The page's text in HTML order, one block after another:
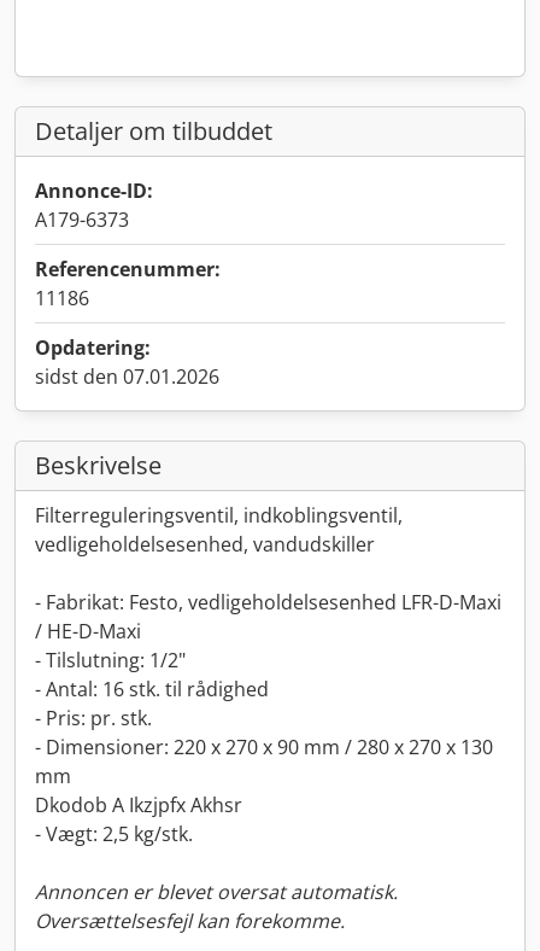
Detaljer om tilbuddet
Annonce-ID:
A179-6373
Referencenummer:
11186
Opdatering:
sidst den 07.01.2026
Beskrivelse
Filterreguleringsventil, indkoblingsventil,
vedligeholdelsesenhed, vandudskiller
- Fabrikat: Festo, vedligeholdelsesenhed LFR-D-Maxi
/ HE-D-Maxi
- Tilslutning: 1/2"
- Antal: 16 stk. til rådighed
- Pris: pr. stk.
- Dimensioner: 220 x 270 x 90 mm / 280 x 270 x 130
mm
Dkodob A Ikzjpfx Akhsr
- Vægt: 2,5 kg/stk.
Annoncen er blevet oversat automatisk.
Oversættelsesfejl kan forekomme.